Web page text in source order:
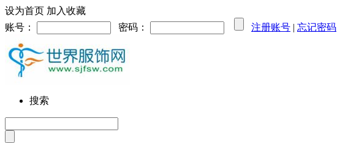
设为首页 加入收藏
账号：
密码： 注册账号 | 忘记密码
搜索